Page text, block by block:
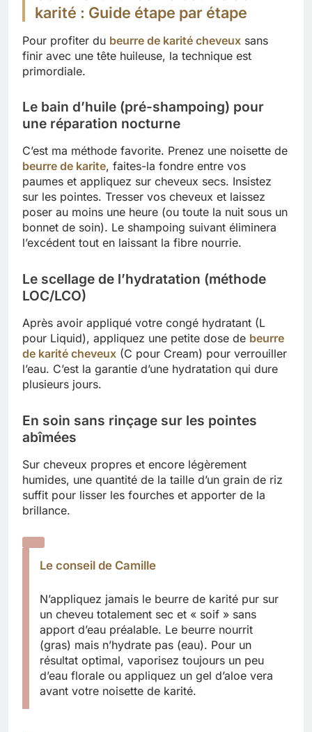
karité : Guide étape par étape
Pour profiter du beurre de karité cheveux sans
finir avec une tête huileuse, la technique est
primordiale.
Le bain d’huile (pré-shampoing) pour
une réparation nocturne
C’est ma méthode favorite. Prenez une noisette de
beurre de karite, faites-la fondre entre vos
paumes et appliquez sur cheveux secs. Insistez
sur les pointes. Tresser vos cheveux et laissez
poser au moins une heure (ou toute la nuit sous un
bonnet de soin). Le shampoing suivant éliminera
l’excédent tout en laissant la fibre nourrie.
Le scellage de l’hydratation (méthode
LOC/LCO)
Après avoir appliqué votre congé hydratant (L
pour Liquid), appliquez une petite dose de beurre
de karité cheveux (C pour Cream) pour verrouiller
l’eau. C’est la garantie d’une hydratation qui dure
plusieurs jours.
En soin sans rinçage sur les pointes
abîmées
Sur cheveux propres et encore légèrement
humides, une quantité de la taille d’un grain de riz
suffit pour lisser les fourches et apporter de la
brillance.
Le conseil de Camille
N’appliquez jamais le beurre de karité pur sur
un cheveu totalement sec et « soif » sans
apport d’eau préalable. Le beurre nourrit
(gras) mais n’hydrate pas (eau). Pour un
résultat optimal, vaporisez toujours un peu
d’eau florale ou appliquez un gel d’aloe vera
avant votre noisette de karité.